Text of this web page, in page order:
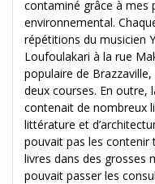
contaminé grâce à mes
environnemental.
répétitions du musicien
Loufoulakari à la rue
populaire de
deux courses. En outre,
contenait de nombreux
littérature et
pouvait pas les contenir
livres dans des grosses
pouvait passer les